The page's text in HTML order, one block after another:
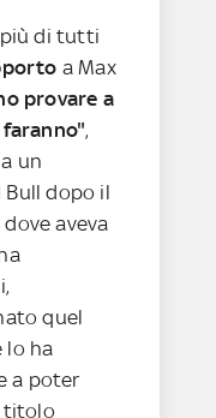
più di tutti
a Max
provare a
faranno",
un
Bull dopo il
aveva
quel
lo ha
a poter
titolo